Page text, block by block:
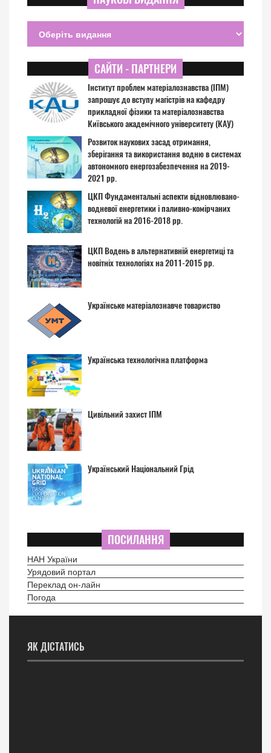
САЙТИ - ПАРТНЕРИ
Інститут проблем матеріалознавства (ІПМ)
запрошує до вступу магістрів на кафедру
прикладної фізики та матеріалознавства
Київського академічного університету (КАУ)
Розвиток наукових засад отримання,
зберігання та використання водню в системах
автономного енергозабезпечення на 2019-
2021 рр.
ЦКП Фундаментальні аспекти відновлювано-
водневої енергетики і паливно-комірчаних
технологій на 2016-2018 рр.
ЦКП Водень в альтернативній енергетиці та
новітніх технологіях на 2011-2015 рр.
Українське матеріалознавче товариство
Українська технологічна платформа
Цивільний захист ІПМ
Український Національний Грід
ПОСИЛАННЯ
НАН України
Урядовий портал
Переклад он-лайн
Погода
ЯК ДІСТАТИСЬ